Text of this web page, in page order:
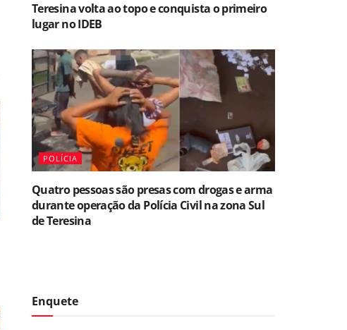
Teresina volta ao topo e conquista o primeiro
lugar no IDEB
POLÍCIA
Quatro pessoas são presas com drogas e arma
durante operação da Polícia Civil na zona Sul
de Teresina
Enquete